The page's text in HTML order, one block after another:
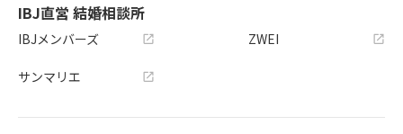
IBJ直営 結婚相談所
IBJメンバーズ
サンマリエ
ZWEI